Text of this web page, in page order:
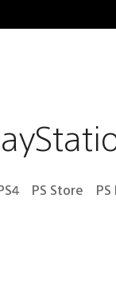
PS Store PS